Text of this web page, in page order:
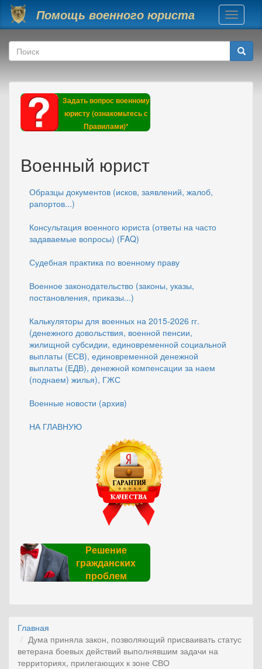
Перейти к основному содержанию
Помощь военного юриста
Toggle
Форма поиска
Поиск
Задать вопрос военному
юристу (ознакомьтесь с
Правилами)*
Военный юрист
Образцы документов (исков, заявлений, жалоб,
рапортов...)
Консультация военного юриста (ответы на часто
задаваемые вопросы) (FAQ)
Судебная практика по военному праву
Военное законодательство (законы, указы,
постановления, приказы...)
Калькуляторы для военных на 2015-2026 гг.
(денежного довольствия, военной пенсии,
жилищной субсидии, единовременной социальной
выплаты (ЕСВ), единовременной денежной
выплаты (ЕДВ), денежной компенсации за наем
(поднаем) жилья), ГЖС
Военные новости (архив)
НА ГЛАВНУЮ
Решение
гражданских
проблем
Главная
Дума приняла закон, позволяющий присваивать статус
ветерана боевых действий выполнявшим задачи на
территориях, прилегающих к зоне СВО